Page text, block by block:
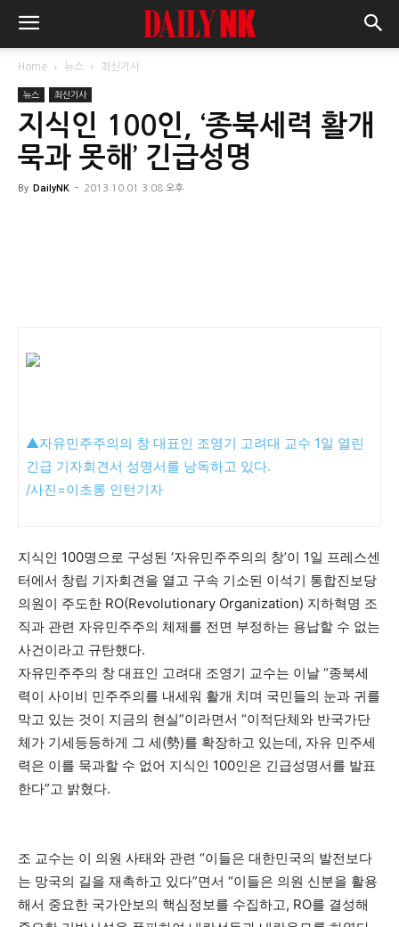
Home 뉴스 최신기사
뉴스 최신기사
지식인 100인, ‘종북세력 활개
묵과 못해’ 긴급성명
By DailyNK - 2013.10.01 3:08 오후
▲자유민주주의의 창 대표인 조영기 고려대 교수 1일 열린
긴급 기자회견서 성명서를 낭독하고 있다.
/사진=이초롱 인턴기자
지식인 100명으로 구성된 ‘자유민주주의의 창’이 1일 프레스센
터에서 창립 기자회견을 열고 구속 기소된 이석기 통합진보당
의원이 주도한 RO(Revolutionary Organization) 지하혁명 조
직과 관련 자유민주주의 체제를 전면 부정하는 용납할 수 없는
사건이라고 규탄했다.
자유민주주의 창 대표인 고려대 조영기 교수는 이날 “종북세
력이 사이비 민주주의를 내세워 활개 치며 국민들의 눈과 귀를
막고 있는 것이 지금의 현실”이라면서 “이적단체와 반국가단
체가 기세등등하게 그 세(勢)를 확장하고 있는데, 자유 민주세
력은 이를 묵과할 수 없어 지식인 100인은 긴급성명서를 발표
한다”고 밝혔다.
조 교수는 이 의원 사태와 관련 “이들은 대한민국의 발전보다
는 망국의 길을 재촉하고 있다”면서 “이들은 의원 신분을 활용
해서 중요한 국가안보의 핵심정보를 수집하고, RO를 결성해